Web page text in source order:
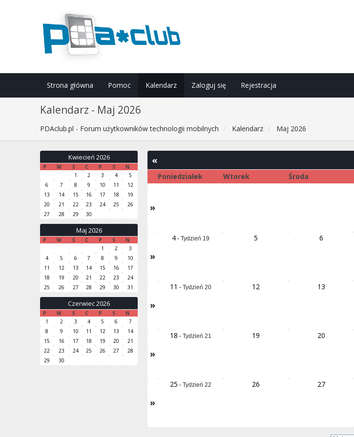
Strona główna Pomoc Kalendarz Zaloguj się Rejestracja
Kalendarz - Maj 2026
PDAclub.pl - Forum użytkowników technologii mobilnych Kalendarz Maj 2026
Kwiecień 2026
P W Ś C P S
N
1
2 3 4
5
6
7 8 9 10 11
12
13
14 15 16 17 18
19
20
21 22 23 24 25
26
27
28 29 30
Maj 2026
P W Ś C P S
N
1
2
3
4
5 6 7 8 9
10
11
12 13 14 15 16
17
18
19 20 21 22 23
24
25
26 27 28 29 30 31
Czerwiec 2026
P W Ś C P S
N
1
2 3 4 5 6
7
8
9 10 11 12 13
14
15
16 17 18 19 20
21
22
23 24 25 26 27
28
29
30
«
Poniedziałek Wtorek Środa
»
»
4- Tydzień 19 5 6
»
11 - Tydzień 20 12 13
»
18 - Tydzień 21 19 20
»
25 - Tydzień 22 26 27